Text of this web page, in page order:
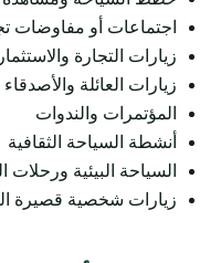
اجتماعات أو مفاوضات
زيارات التجارة والاستثمار
زيارات العائلة والأصدقاء
المؤتمرات والندوات
أنشطة السياحة الثقافية
السياحة البيئية ورحلات
زيارات شخصية قصيرة